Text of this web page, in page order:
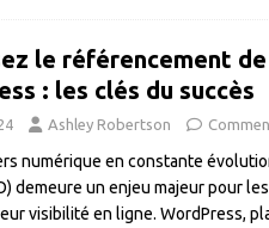
le référencement
: les clés du succès
Ashley Robertson
numérique en constante
demeure un enjeu majeur pour
visibilité en ligne. WordPress,